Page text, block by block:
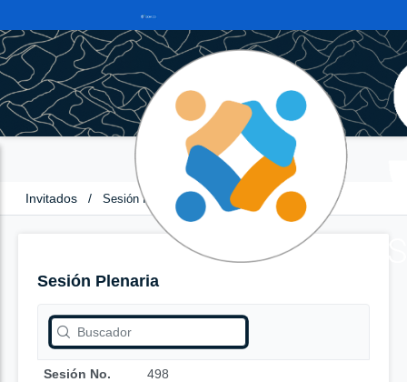
Invitados / Sesión Plenaria
Sesión Plenaria
Sesión No.
498